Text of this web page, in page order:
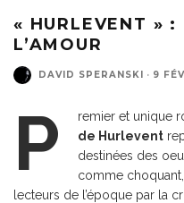
« HURLEVENT » :
L’AMOUR
DAVID SPERANSKI · 9
P remier et unique
de Hurlevent
destinées des
comme
lecteurs de l’époque par la